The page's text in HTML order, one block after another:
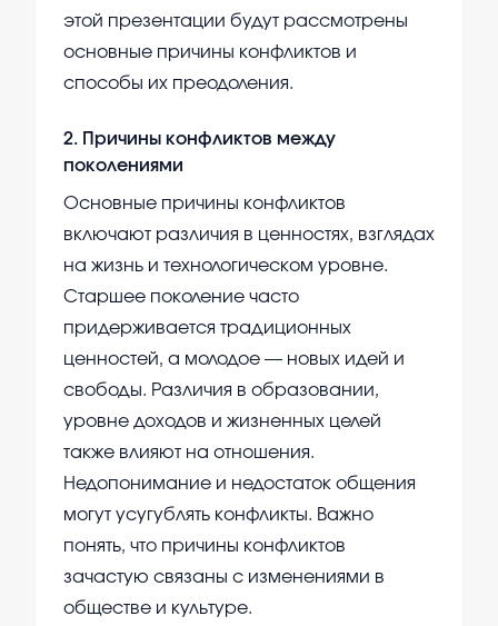
этой презентации будут рассмотрены
основные причины конфликтов и
способы их преодоления.
2. Причины конфликтов между
поколениями
Основные причины конфликтов
включают различия в ценностях, взглядах
на жизнь и технологическом уровне.
Старшее поколение часто
придерживается традиционных
ценностей, а молодое — новых идей и
свободы. Различия в образовании,
уровне доходов и жизненных целей
также влияют на отношения.
Недопонимание и недостаток общения
могут усугублять конфликты. Важно
понять, что причины конфликтов
зачастую связаны с изменениями в
обществе и культуре.